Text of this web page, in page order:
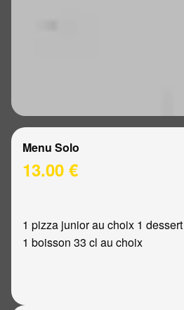
Menu Solo
13.00 €
1 pizza junior au choix 1
1 boisson 33 cl au choix